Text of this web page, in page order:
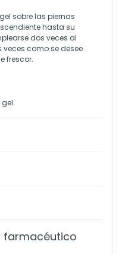
sobre las piernas
hasta su
dos veces al
como se desee
frescor.
farmacéutico